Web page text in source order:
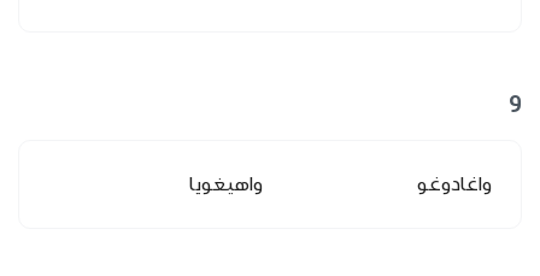
و
واغادوغو واهيغويا